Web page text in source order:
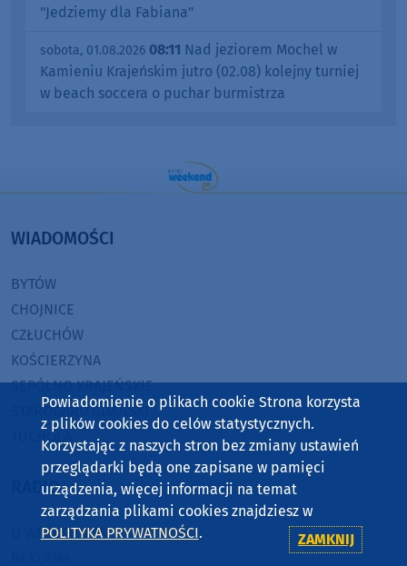
"Jedziemy dla Fabiana"
sobota, 01.08.2026 08:11 Nad jeziorem Mochel w
Kamieniu Krajeńskim jutro (02.08) kolejny turniej
w beach soccera o puchar burmistrza
WIADOMOŚCI
BYTÓW
CHOJNICE
CZŁUCHÓW
KOŚCIERZYNA
SĘPÓLNO KRAJEŃSKIE
STAROGARD GDAŃSKI
TUCHOLA
RADIO
O WEEKEND FM
Powiadomienie o plikach cookie Strona korzysta
z plików cookies do celów statystycznych.
Korzystając z naszych stron bez zmiany ustawień
przeglądarki będą one zapisane w pamięci
urządzenia, więcej informacji na temat
zarządzania plikami cookies znajdziesz w
POLITYKA PRYWATNOŚCI. ZAMKNIJ